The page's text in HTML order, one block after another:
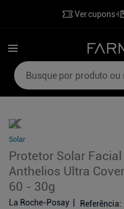
Ver cupons
Busque por produto ou
Solar
Protetor Solar
Anthelios Ultra
60 - 30g
La Roche-Posay Referência:
3º
shampoo
4º
ozivy
hidratante corporal